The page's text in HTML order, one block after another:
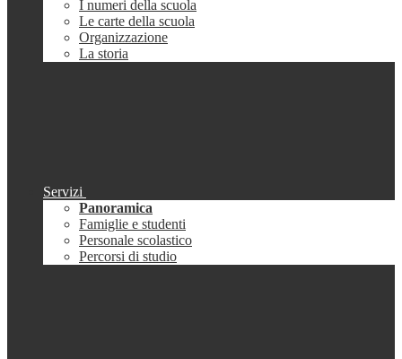
I numeri della scuola
Le carte della scuola
Organizzazione
La storia
Servizi
Panoramica
Famiglie e studenti
Personale scolastico
Percorsi di studio